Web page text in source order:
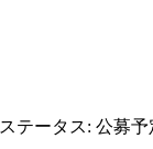
ステータス: 公募予